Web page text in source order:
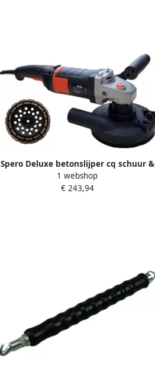
Spero Deluxe betonslijper cq schuur &
polijstmachine | 180mm | 2200Watt |
droog + verende stofkap & steen
1 webshop
€ 243,94